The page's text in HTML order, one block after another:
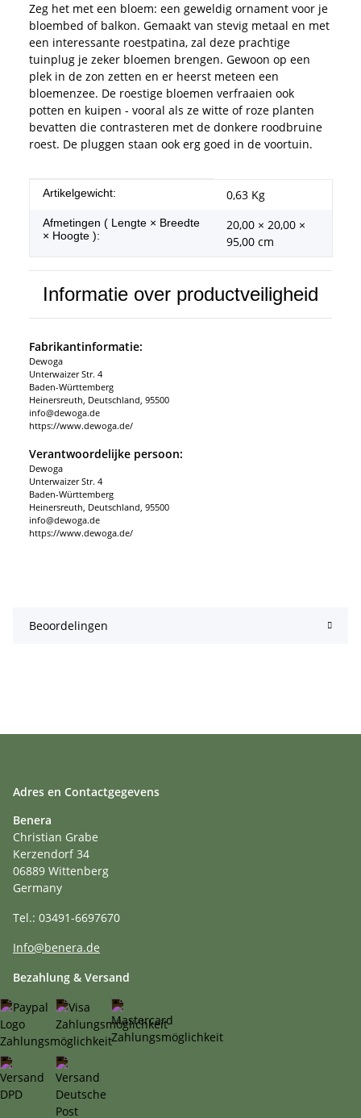
Zeg het met een bloem: een geweldig ornament voor je
bloembed of balkon. Gemaakt van stevig metaal en met
een interessante roestpatina, zal deze prachtige
tuinplug je zeker bloemen brengen. Gewoon op een
plek in de zon zetten en er heerst meteen een
bloemenzee. De roestige bloemen verfraaien ook
potten en kuipen - vooral als ze witte of roze planten
bevatten die contrasteren met de donkere roodbruine
roest. De pluggen staan ook erg goed in de voortuin.
#productDetails.itemInformation#
#productDetails.itemValue#
Artikelgewicht: 0,63 Kg
Afmetingen ( Lengte × Breedte
× Hoogte ):
20,00 × 20,00 ×
95,00 cm
Informatie over productveiligheid
Fabrikantinformatie:
Dewoga
Unterwaizer Str. 4
Baden-Württemberg
Heinersreuth, Deutschland, 95500
info@dewoga.de
https://www.dewoga.de/
Verantwoordelijke persoon:
Dewoga
Unterwaizer Str. 4
Baden-Württemberg
Heinersreuth, Deutschland, 95500
info@dewoga.de
https://www.dewoga.de/
Beoordelingen
Adres en Contactgegevens
Benera
Christian Grabe
Kerzendorf 34
06889 Wittenberg
Germany
Tel.: 03491-6697670
Info@benera.de
Bezahlung & Versand